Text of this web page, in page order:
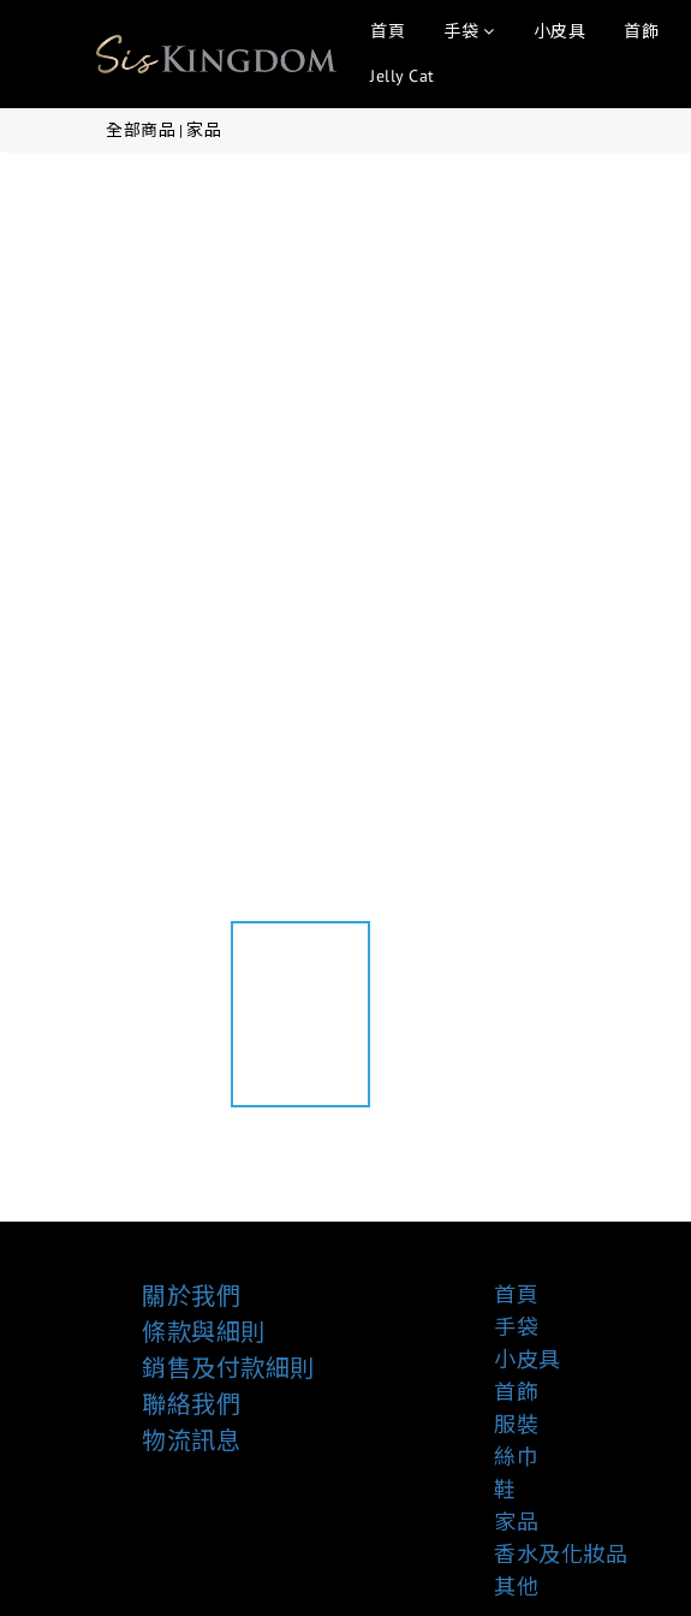
首頁 手袋 小皮具 首飾
Jelly Cat
全部商品 | 家品
關於我們
條款與細則
銷售及付款細則
聯絡我們
物流訊息
首頁
手袋
小皮具
首飾
服裝
絲巾
鞋
家品
香水及化妝品
其他